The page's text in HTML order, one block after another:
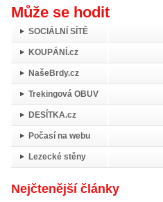
Může se hodit
SOCIÁLNÍ SÍTĚ
KOUPÁNÍ.cz
NašeBrdy.cz
Trekingová OBUV
DESÍTKA.cz
Počasí na webu
Lezecké stěny
Nejčtenější články